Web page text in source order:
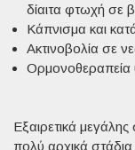
δίαιτα φτωχή σε
Kάπνισμα και
Aκτινοβολία σε
Ορμονοθεραπεία
Εξαιρετικά
πολύ αρχικά